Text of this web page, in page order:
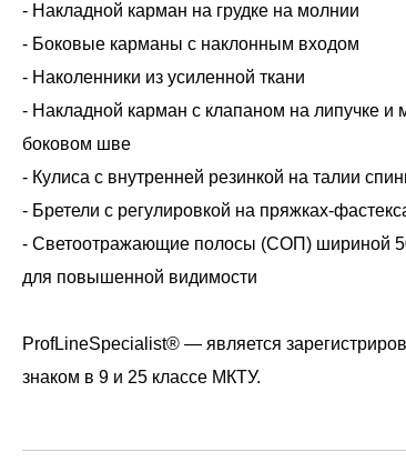
- Накладной карман на грудке на молнии
- Боковые карманы с наклонным входом
- Наколенники из усиленной ткани
- Накладной карман с клапаном на липучке
боковом шве
- Кулиса с внутренней резинкой на талии
- Бретели с регулировкой на пряжках-
- Светоотражающие полосы (СОП) шириной
для повышенной видимости
ProfLineSpecialist® — является
знаком в 9 и 25 классе МКТУ.